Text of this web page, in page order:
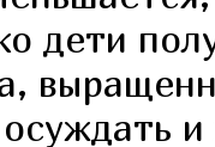
дети